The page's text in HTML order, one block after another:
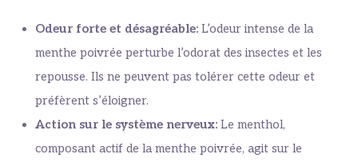
Odeur forte et désagréable: L’odeur intense de la
menthe poivrée perturbe l’odorat des insectes et les
repousse. Ils ne peuvent pas tolérer cette odeur et
préfèrent s’éloigner.
Action sur le système nerveux: Le menthol,
composant actif de la menthe poivrée, agit sur le